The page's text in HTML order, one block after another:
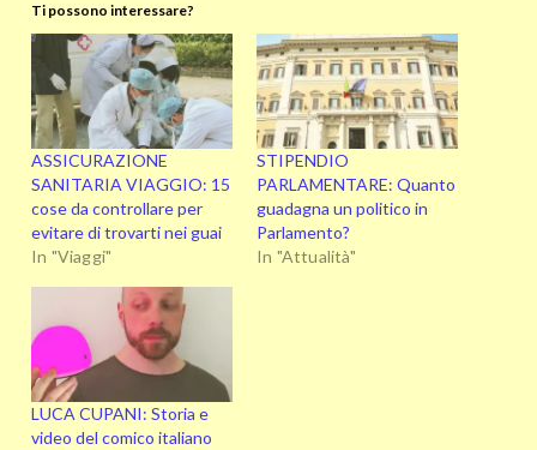
Ti possono interessare?
ASSICURAZIONE
SANITARIA VIAGGIO: 15
cose da controllare per
evitare di trovarti nei guai
In "Viaggi"
STIPENDIO
PARLAMENTARE: Quanto
guadagna un politico in
Parlamento?
In "Attualità"
LUCA CUPANI: Storia e
video del comico italiano